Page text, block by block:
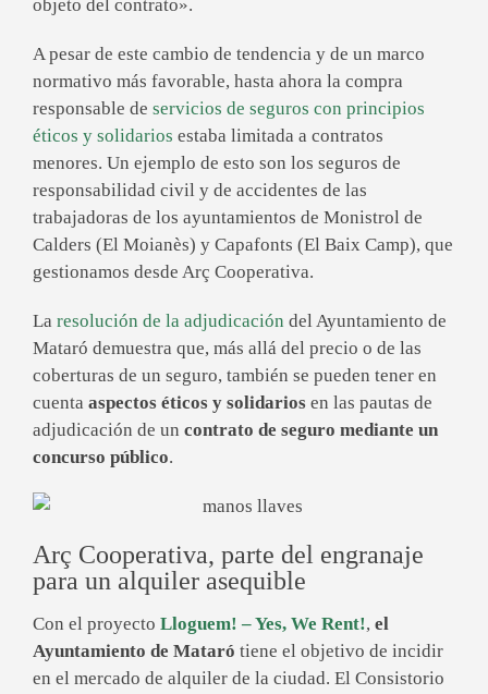
objeto del contrato».
A pesar de este cambio de tendencia y de un marco
normativo más favorable, hasta ahora la compra
responsable de servicios de seguros con principios
éticos y solidarios estaba limitada a contratos
menores. Un ejemplo de esto son los seguros de
responsabilidad civil y de accidentes de las
trabajadoras de los ayuntamientos de Monistrol de
Calders (El Moianès) y Capafonts (El Baix Camp), que
gestionamos desde Arç Cooperativa.
La resolución de la adjudicación del Ayuntamiento de
Mataró demuestra que, más allá del precio o de las
coberturas de un seguro, también se pueden tener en
cuenta aspectos éticos y solidarios en las pautas de
adjudicación de un contrato de seguro mediante un
concurso público.
Arç Cooperativa, parte del engranaje
para un alquiler asequible
Con el proyecto Lloguem! – Yes, We Rent!, el
Ayuntamiento de Mataró tiene el objetivo de incidir
en el mercado de alquiler de la ciudad. El Consistorio